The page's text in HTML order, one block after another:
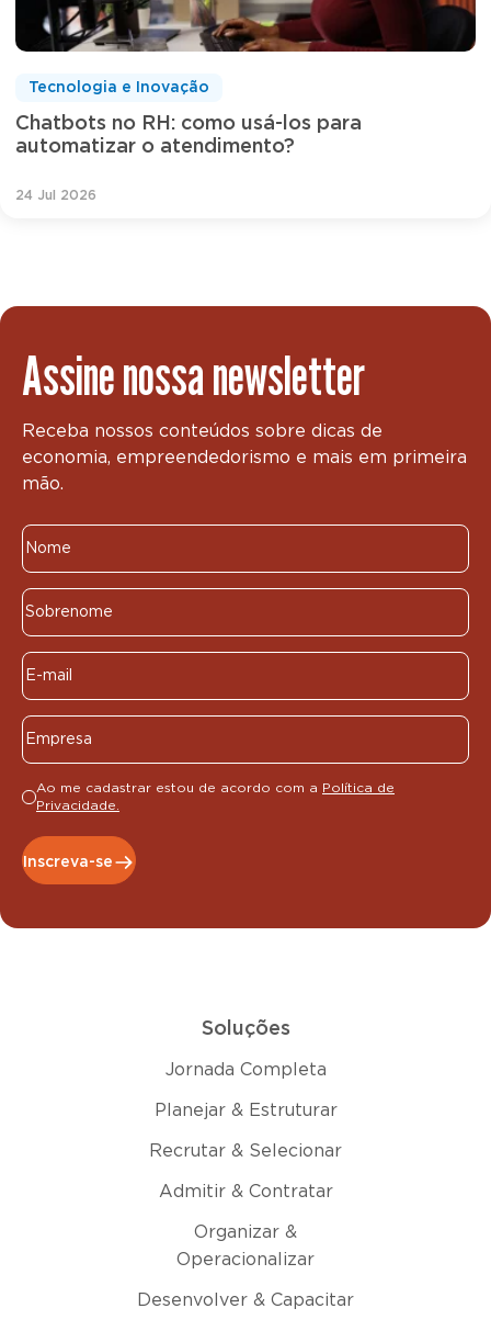
Chatbots no RH: como usá-los para
automatizar o atendimento?
Tecnologia e Inovação
24 Jul 2026
Assine nossa newsletter
Receba nossos conteúdos sobre dicas de
economia, empreendedorismo e mais em primeira
mão.
Ao me cadastrar estou de acordo com a Política de
Privacidade.
Inscreva-se
Soluções
Jornada Completa
Planejar & Estruturar
Recrutar & Selecionar
Admitir & Contratar
Organizar &
Operacionalizar
Desenvolver & Capacitar